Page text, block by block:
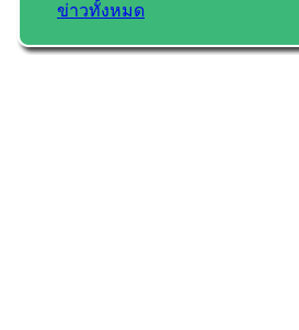
ข่าวทั้งหมด